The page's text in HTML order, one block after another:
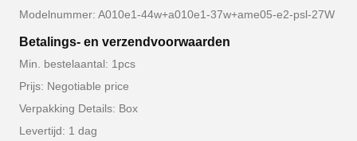
Modelnummer: A010e1-44w+a010e1-37w+ame05-e2-psl-27W
Betalings- en verzendvoorwaarden
Min. bestelaantal: 1pcs
Prijs: Negotiable price
Verpakking Details: Box
Levertijd: 1 dag